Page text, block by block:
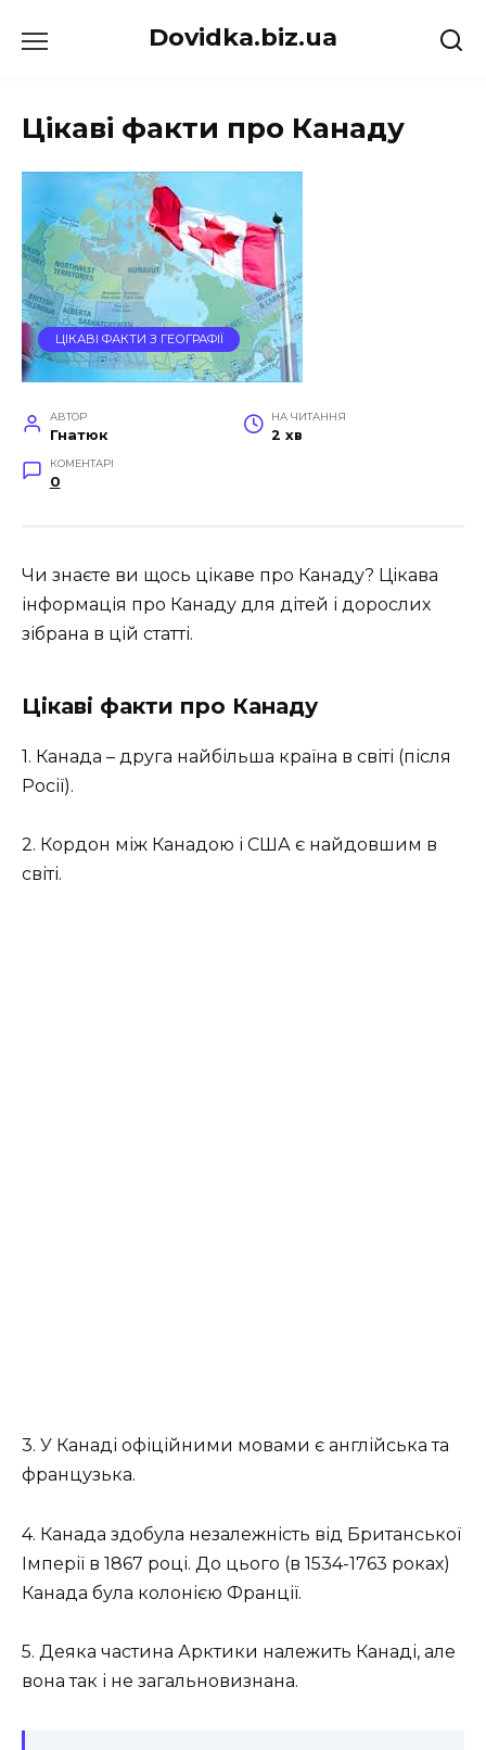
до
Dovidka.biz.ua
Цікаві факти про Канаду
ЦІКАВІ ФАКТИ З ГЕОГРАФІЇ
АВТОР
Гнатюк
НА ЧИТАННЯ
2 хв
КОМЕНТАРІ
0
Чи знаєте ви щось цікаве про Канаду? Цікава
інформація про Канаду для дітей і дорослих
зібрана в цій статті.
Цікаві факти про Канаду
1. Канада – друга найбільша країна в світі (після
Росії).
2. Кордон між Канадою і США є найдовшим в
світі.
3. У Канаді офіційними мовами є англійська та
французька.
4. Канада здобула незалежність від Британської
Імперії в 1867 році. До цього (в 1534-1763 роках)
Канада була колонією Франції.
5. Деяка частина Арктики належить Канаді, але
вона так і не загальновизнана.